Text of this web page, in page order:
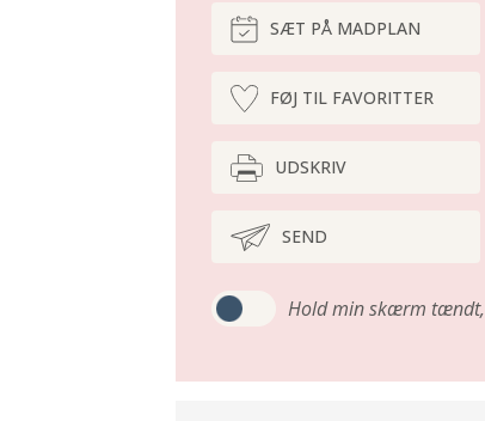
SÆT PÅ MADPLAN
FØJ TIL FAVORITTER
UDSKRIV
SEND
Hold min skærm tændt,